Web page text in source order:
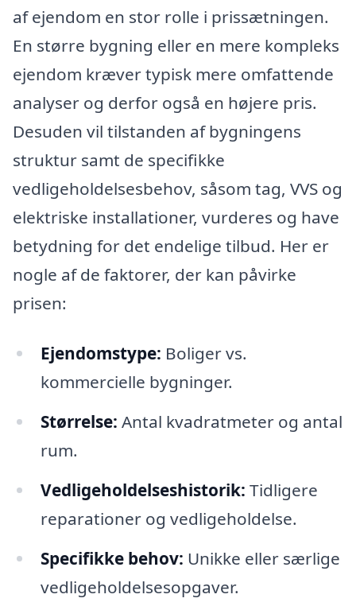
af ejendom en stor rolle i prissætningen.
En større bygning eller en mere kompleks
ejendom kræver typisk mere omfattende
analyser og derfor også en højere pris.
Desuden vil tilstanden af bygningens
struktur samt de specifikke
vedligeholdelsesbehov, såsom tag, VVS og
elektriske installationer, vurderes og have
betydning for det endelige tilbud. Her er
nogle af de faktorer, der kan påvirke
prisen:
Ejendomstype: Boliger vs.
kommercielle bygninger.
Størrelse: Antal kvadratmeter og antal
rum.
Vedligeholdelseshistorik: Tidligere
reparationer og vedligeholdelse.
Specifikke behov: Unikke eller særlige
vedligeholdelsesopgaver.